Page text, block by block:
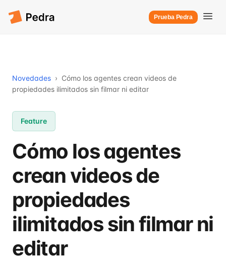
Prueba Pedra
Novedades › Cómo los agentes crean videos de
propiedades ilimitados sin filmar ni editar
Feature
Cómo los agentes
crean videos de
propiedades
ilimitados sin filmar ni
editar